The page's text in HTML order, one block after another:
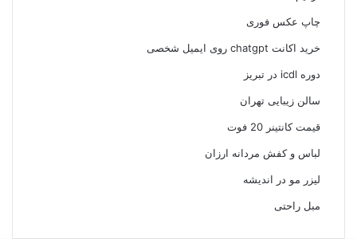
چاپ عکس فوری
خرید اکانت chatgpt روی ایمیل شخصی
دوره icdl در تبریز
سالن زیبایی تهران
قیمت کانتینر 20 فوت
لباس و کفش مردانه ارزان
لیزر مو در اندیشه
مبل راحتی